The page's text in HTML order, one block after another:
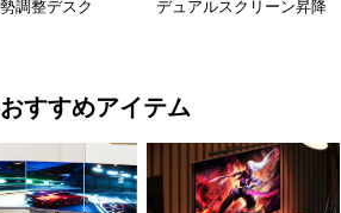
調整デスク
デュアルスクリーン昇降
すすめアイテム